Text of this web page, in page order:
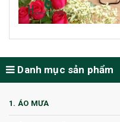
Danh mục sản phẩm
1. ÁO MƯA